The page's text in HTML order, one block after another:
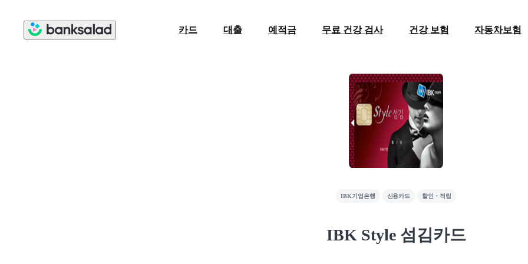
카드 대출 예적금 무료 건강 검사 건강 보험 자동차보험
IBK기업은행 신용카드 할인・적립
IBK Style 섬김카드